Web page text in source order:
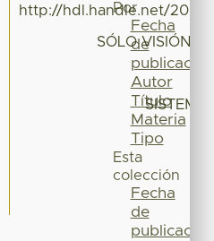
http://hdl.handle.net/
SÓLO VISIÓN
Por
Fecha
de
publicación
Autor
Título
Materia
Tipo
Esta
colección
Fecha
de
publicación